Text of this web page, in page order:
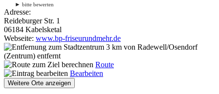
► bitte bewerten
Adresse:
Reideburger Str. 1
06184 Kabelsketal
Webseite: www.bp-friseurundmehr.de
3 km von Radewell/Osendorf
(Zentrum) entfernt
Route
Bearbeiten
Weitere Orte anzeigen